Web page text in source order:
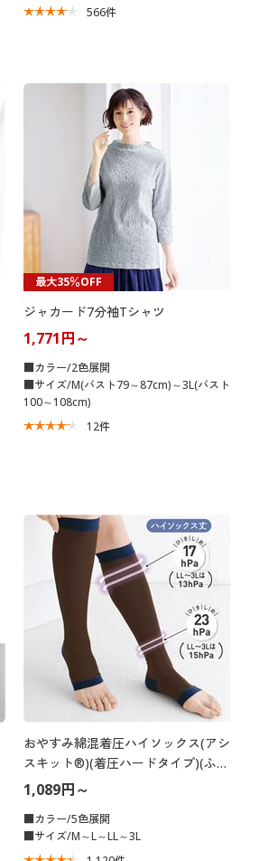
566件
最大35％OFF
ジャカード7分袖Tシャツ
1,771円～
■カラー/2色展開
■サイズ/M(バスト79～87cm)～3L(バスト
100～108cm)
12件
おやすみ綿混着圧ハイソックス(アシ
スキット®)(着圧ハードタイプ)(ふく
らはぎ30～50cm対応)(日本製)
1,089円～
■カラー/5色展開
■サイズ/M～L～LL～3L